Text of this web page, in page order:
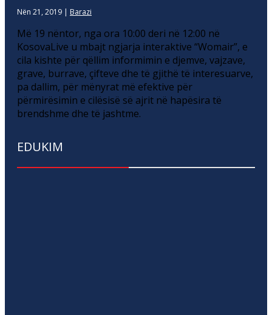
Nën 21, 2019 | Barazi
Më 19 nëntor, nga ora 10:00 deri në 12:00 në
KosovaLive u mbajt ngjarja interaktive “Womair”, e
cila kishte për qëllim informimin e djemve, vajzave,
grave, burrave, çifteve dhe të gjithë të interesuarve,
pa dallim, për mënyrat më efektive për
përmirësimin e cilësisë së ajrit në hapësira të
brendshme dhe të jashtme.
EDUKIM